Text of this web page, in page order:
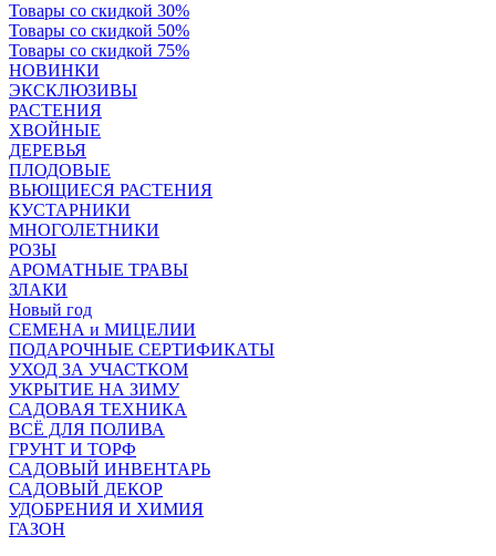
Товары со скидкой 30%
Товары со скидкой 50%
Товары со скидкой 75%
НОВИНКИ
ЭКСКЛЮЗИВЫ
РАСТЕНИЯ
ХВОЙНЫЕ
ДЕРЕВЬЯ
ПЛОДОВЫЕ
ВЬЮЩИЕСЯ РАСТЕНИЯ
КУСТАРНИКИ
МНОГОЛЕТНИКИ
РОЗЫ
АРОМАТНЫЕ ТРАВЫ
ЗЛАКИ
Новый год
СЕМЕНА и МИЦЕЛИИ
ПОДАРОЧНЫЕ СЕРТИФИКАТЫ
УХОД ЗА УЧАСТКОМ
УКРЫТИЕ НА ЗИМУ
САДОВАЯ ТЕХНИКА
ВСЁ ДЛЯ ПОЛИВА
ГРУНТ И ТОРФ
САДОВЫЙ ИНВЕНТАРЬ
САДОВЫЙ ДЕКОР
УДОБРЕНИЯ И ХИМИЯ
ГАЗОН